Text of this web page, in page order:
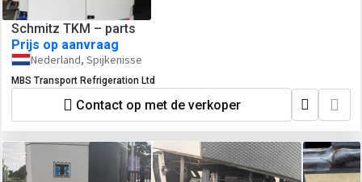
Schmitz TKM – parts
Prijs op aanvraag
Nederland, Spijkenisse
MBS Transport Refrigeration Ltd
Contact op met de verkoper